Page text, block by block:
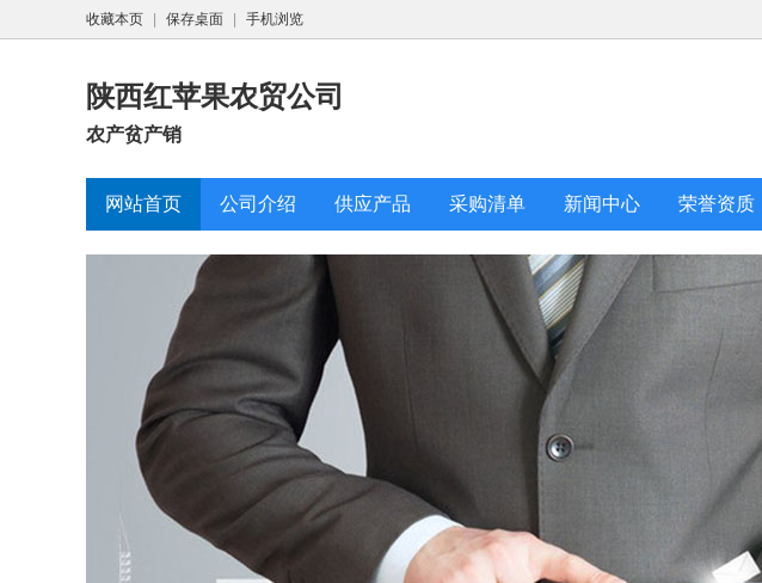
收藏本页 保存桌面 手机浏览
陕西红苹果农贸公司
农产贫产销
网站首页 公司介绍 供应产品 采购清单 新闻中心 荣誉资质